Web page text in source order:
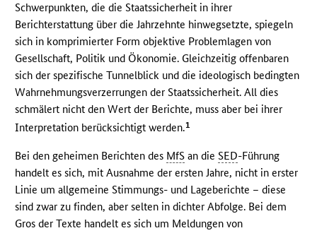
Schwerpunkten, die die Staatssicherheit in ihrer
Berichterstattung über die Jahrzehnte hinwegsetzte, spiegeln
sich in komprimierter Form objektive Problemlagen von
Gesellschaft, Politik und Ökonomie. Gleichzeitig offenbaren
sich der spezifische Tunnelblick und die ideologisch bedingten
Wahrnehmungsverzerrungen der Staatssicherheit. All dies
schmälert nicht den Wert der Berichte, muss aber bei ihrer
Interpretation berücksichtigt werden.1
Bei den geheimen Berichten des MfS an dieSED-Führung
handelt es sich, mit Ausnahme der ersten Jahre, nicht in erster
Linie um allgemeine Stimmungs- und Lageberichte – diese
sind zwar zu finden, aber selten in dichter Abfolge. Bei dem
Gros der Texte handelt es sich um Meldungen von